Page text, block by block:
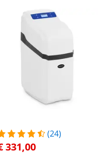
(24)
331,00